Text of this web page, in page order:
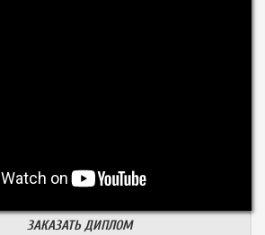
ЗАКАЗАТЬ ДИПЛОМ